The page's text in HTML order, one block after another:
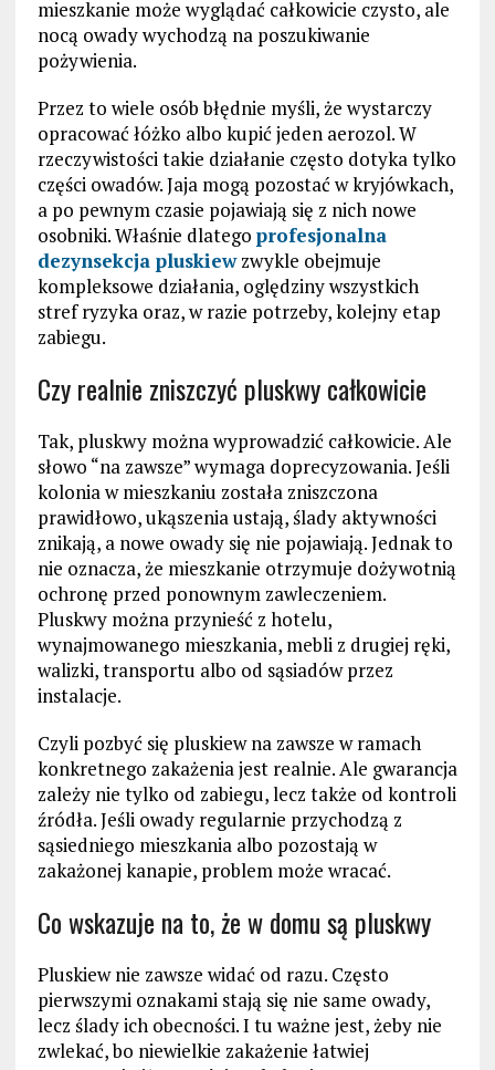
mieszkanie może wyglądać całkowicie czysto, ale
nocą owady wychodzą na poszukiwanie
pożywienia.
Przez to wiele osób błędnie myśli, że wystarczy
opracować łóżko albo kupić jeden aerozol. W
rzeczywistości takie działanie często dotyka tylko
części owadów. Jaja mogą pozostać w kryjówkach,
a po pewnym czasie pojawiają się z nich nowe
osobniki. Właśnie dlatego profesjonalna
dezynsekcja pluskiewzwykle obejmuje
kompleksowe działania, oględziny wszystkich
stref ryzyka oraz, w razie potrzeby, kolejny etap
zabiegu.
Czy realnie zniszczyć pluskwy całkowicie
Tak, pluskwy można wyprowadzić całkowicie. Ale
słowo “na zawsze” wymaga doprecyzowania. Jeśli
kolonia w mieszkaniu została zniszczona
prawidłowo, ukąszenia ustają, ślady aktywności
znikają, a nowe owady się nie pojawiają. Jednak to
nie oznacza, że mieszkanie otrzymuje dożywotnią
ochronę przed ponownym zawleczeniem.
Pluskwy można przynieść z hotelu,
wynajmowanego mieszkania, mebli z drugiej ręki,
walizki, transportu albo od sąsiadów przez
instalacje.
Czyli pozbyć się pluskiew na zawsze w ramach
konkretnego zakażenia jest realnie. Ale gwarancja
zależy nie tylko od zabiegu, lecz także od kontroli
źródła. Jeśli owady regularnie przychodzą z
sąsiedniego mieszkania albo pozostają w
zakażonej kanapie, problem może wracać.
Co wskazuje na to, że w domu są pluskwy
Pluskiew nie zawsze widać od razu. Często
pierwszymi oznakami stają się nie same owady,
lecz ślady ich obecności. I tu ważne jest, żeby nie
zwlekać, bo niewielkie zakażenie łatwiej